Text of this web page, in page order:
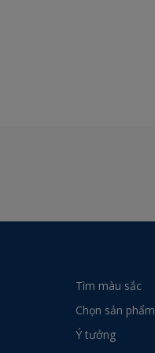
Tìm màu sắc
Chọn sản phẩm
Ý tưởng